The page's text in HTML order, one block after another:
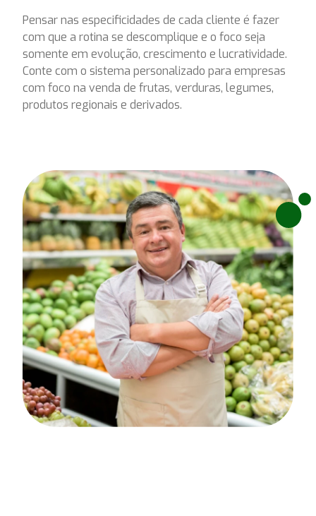
Pensar nas especificidades de cada cliente é fazer
com que a rotina se descomplique e o foco seja
somente em evolução, crescimento e lucratividade.
Conte com o sistema personalizado para empresas
com foco na venda de frutas, verduras, legumes,
produtos regionais e derivados.